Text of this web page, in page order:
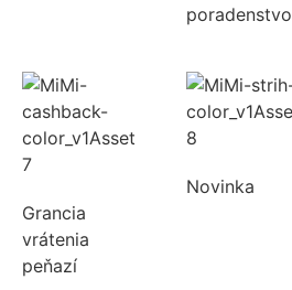
poradenstvo
Grancia
vrátenia
peňazí
Novinka